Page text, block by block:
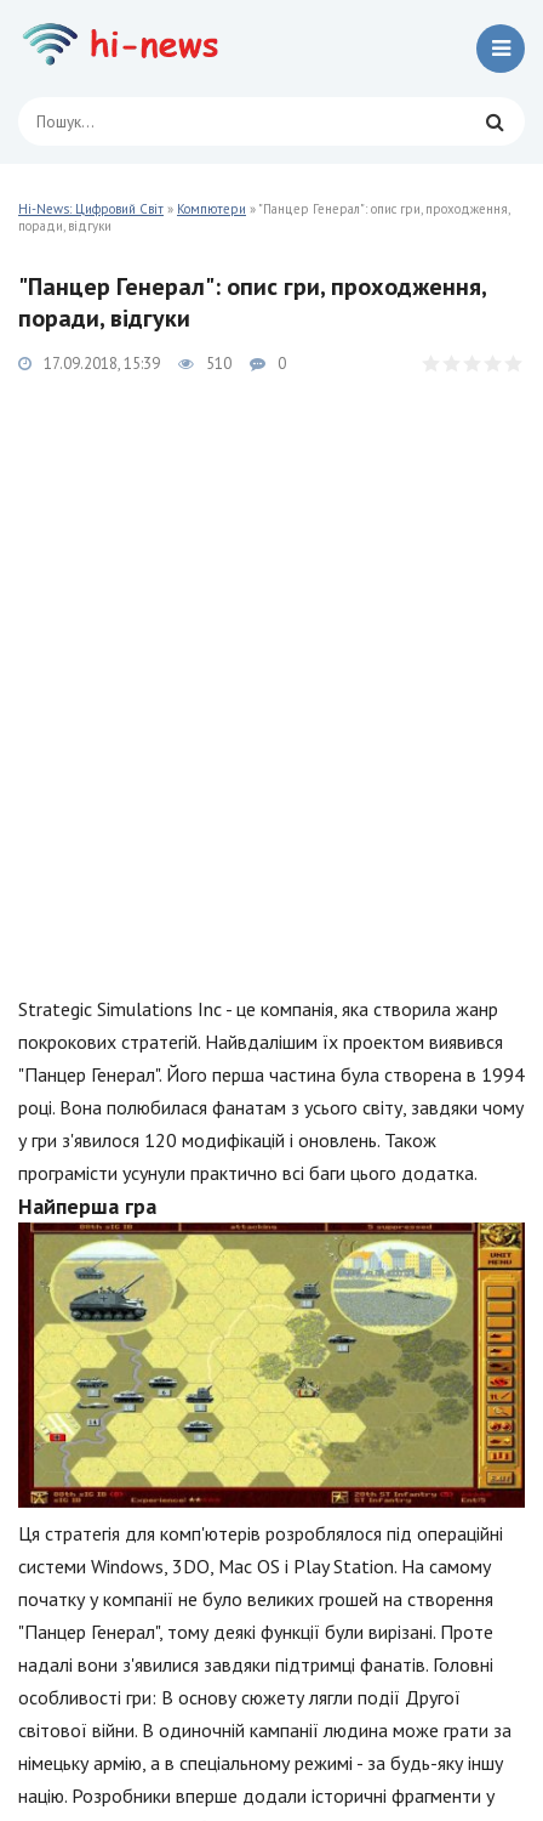
Hi-News: Цифровий Світ » Компютери » "Панцер Генерал": опис гри, проходження,
поради, відгуки
"Панцер Генерал": опис гри, проходження,
поради, відгуки
17.09.2018, 15:39 510 0
Strategic Simulations Inc - це компанія, яка створила жанр
покрокових стратегій. Найвдалішим їх проектом виявився
"Панцер Генерал". Його перша частина була створена в 1994
році. Вона полюбилася фанатам з усього світу, завдяки чому
у гри з'явилося 120 модифікацій і оновлень. Також
програмісти усунули практично всі баги цього додатка.
Найперша гра
Ця стратегія для комп'ютерів розроблялося під операційні
системи Windows, 3DO, Mac OS і Play Station. На самому
початку у компанії не було великих грошей на створення
"Панцер Генерал", тому деякі функції були вирізані. Проте
надалі вони з'явилися завдяки підтримці фанатів. Головні
особливості гри: В основу сюжету лягли події Другої
світової війни. В одиночній кампанії людина може грати за
німецьку армію, а в спеціальному режимі - за будь-яку іншу
націю. Розробники вперше додали історичні фрагменти у